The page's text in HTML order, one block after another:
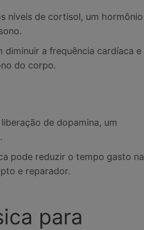
níveis de cortisol, um hormônio
diminuir a frequência cardíaca e
do corpo.
de dopamina, um
pode reduzir o tempo gasto na
e reparador.
para